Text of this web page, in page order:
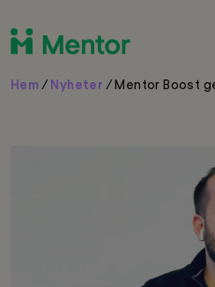
Hem /Nyheter /Mentor Boost